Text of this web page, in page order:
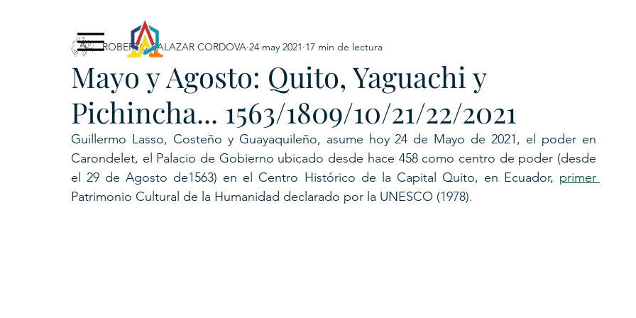
5. CSPINC.TECH 6. HEXAGON GROUP 7. APP
Exclusive Content ADNPL IGRP LATAM2021 URKU
Mayo y Agosto: Quito, Yaguachi y
Pichincha... 1563/1809/10/21/22/2021
ROBERTO SALAZAR CORDOVA 24 may 2021 17 min de lectura
Guillermo Lasso, Costeño y Guayaquileño, asume hoy 24 de Mayo de 2021, el poder en
Carondelet, el Palacio de Gobierno ubicado desde hace 458 como centro de poder (desde
el 29 de Agosto de1563) en el Centro Histórico de la Capital Quito, en Ecuador,
Patrimonio Cultural de la Humanidad declarado por la UNESCO (1978).